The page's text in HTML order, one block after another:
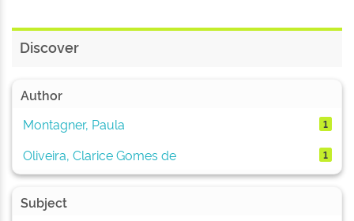
Discover
Author
Montagner, Paula
1
Oliveira, Clarice Gomes de 1
Subject